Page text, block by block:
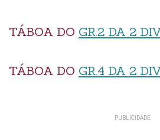
TÁBOA DO GR.2 DA 2
TÁBOA DO GR.4 DA 2